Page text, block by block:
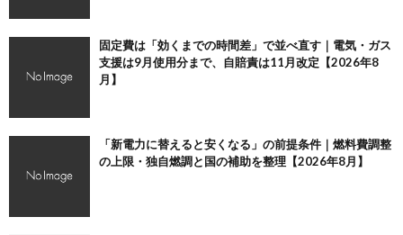
固定費は「効くまでの時間差」で並べ直す｜電気・ガス
支援は9月使用分まで、自賠責は11月改定【2026年8
月】
「新電力に替えると安くなる」の前提条件｜燃料費調整
の上限・独自燃調と国の補助を整理【2026年8月】